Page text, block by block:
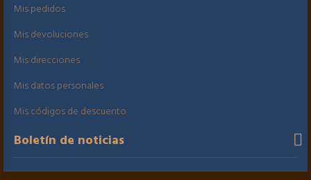
Mis pedidos
Mis devoluciones
Mis direcciones
Mis datos personales
Mis códigos de descuento
Boletín de noticias